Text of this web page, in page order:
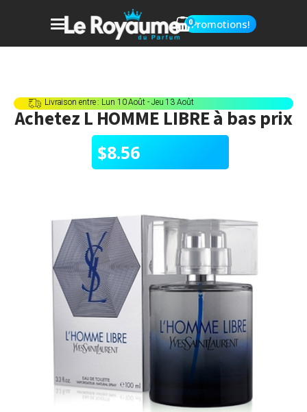
0Promotions!
Livraison entre : Lun 10 Août - Jeu 13 Août
AchetezL HOMME LIBREà bas prix
$8.56